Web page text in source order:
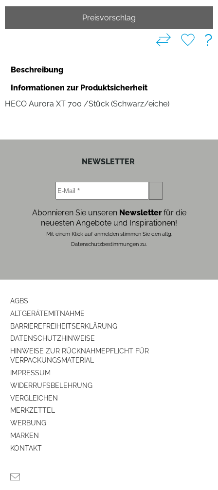
Preisvorschlag
?
Beschreibung
Informationen zur Produktsicherheit
HECO Aurora XT 700 /Stück (Schwarz/eiche)
NEWSLETTER
Abonnieren Sie unseren Newsletterfür die
neuesten Angebote und Inspirationen!
Mit einem Klick auf anmelden stimmen Sie den allg.
Datenschutzbestimmungen zu.
AGBS
ALTGERÄTEMITNAHME
BARRIEREFREIHEITSERKLÄRUNG
DATENSCHUTZHINWEISE
HINWEISE ZUR RÜCKNAHMEPFLICHT FÜR
VERPACKUNGSMATERIAL
IMPRESSUM
WIDERRUFSBELEHRUNG
VERGLEICHEN
MERKZETTEL
WERBUNG
MARKEN
KONTAKT